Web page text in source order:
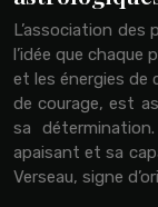
L’association des
l’idée que
et les énergies de
de courage, est
sa
apaisant et sa
Verseau, signe